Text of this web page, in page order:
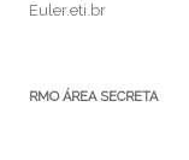
Euler.eti.br
RMO ÁREA SECRETA